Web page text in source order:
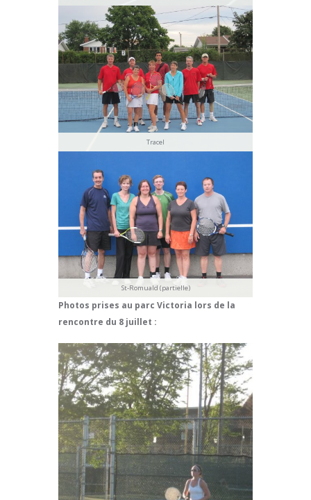
Tracel
St-Romuald (partielle)
Photos prises au parc Victoria lors de la
rencontre du 8 juillet :